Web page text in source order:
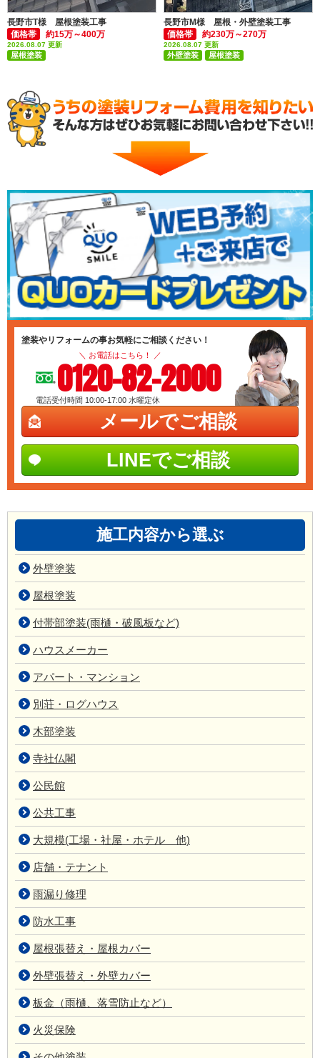
長野市T様 屋根塗装工事
価格帯
約15万～400万
2026.08.07 更新
屋根塗装
長野市M様 屋根・外壁塗装工事
価格帯
約230万～270万
2026.08.07 更新
外壁塗装
屋根塗装
塗装やリフォームの事お気軽にご相談ください！
＼ お電話はこちら！ ／
0120-82-2000
電話受付時間 10:00-17:00 水曜定休
メールでご相談
LINEでご相談
施工内容から選ぶ
外壁塗装
屋根塗装
付帯部塗装(雨樋・破風板など)
ハウスメーカー
アパート・マンション
別荘・ログハウス
木部塗装
寺社仏閣
公民館
公共工事
大規模(工場・社屋・ホテル 他)
店舗・テナント
雨漏り修理
防水工事
屋根張替え・屋根カバー
外壁張替え・外壁カバー
板金（雨樋、落雪防止など）
火災保険